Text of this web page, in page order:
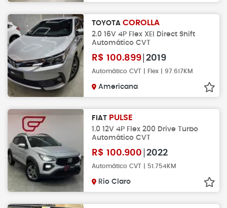
TOYOTA COROLLA
2.0 16V 4P Flex XEI Direct Shift
Automático CVT
R$ 100.899 2019
Automático CVT | Flex | 97.617KM
Americana
FIAT PULSE
1.0 12V 4P Flex 200 Drive Turbo
Automático CVT
R$ 100.900 2022
Automático CVT | 51.754KM
Rio Claro